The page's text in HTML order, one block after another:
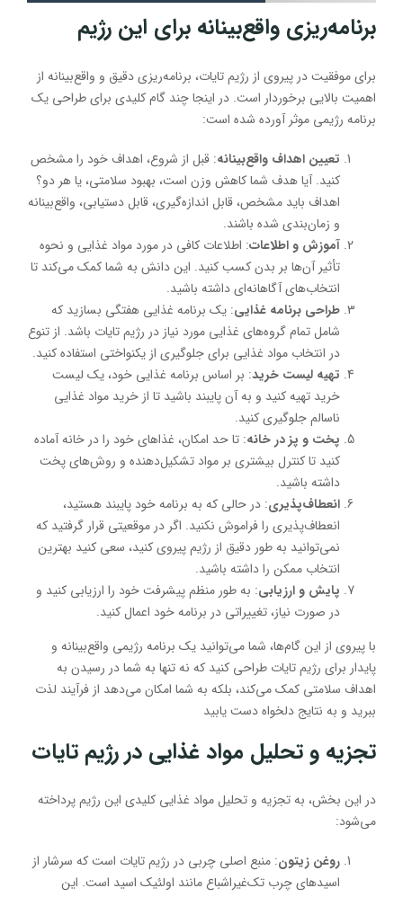
برنامه‌ریزی واقع‌بینانه برای این رژیم
برای موفقیت در پیروی از رژیم تایات، برنامه‌ریزی دقیق و واقع‌بینانه از
اهمیت بالایی برخوردار است. در اینجا چند گام کلیدی برای طراحی یک
برنامه رژیمی موثر آورده شده است:
تعیین اهداف واقع‌بینانه: قبل از شروع، اهداف خود را مشخص
کنید. آیا هدف شما کاهش وزن است، بهبود سلامتی، یا هر دو؟
اهداف باید مشخص، قابل اندازه‌گیری، قابل دستیابی، واقع‌بینانه
و زمان‌بندی شده باشند.
آموزش و اطلاعات: اطلاعات کافی در مورد مواد غذایی و نحوه
تأثیر آن‌ها بر بدن کسب کنید. این دانش به شما کمک می‌کند تا
انتخاب‌های آگاهانه‌ای داشته باشید.
طراحی برنامه غذایی: یک برنامه غذایی هفتگی بسازید که
شامل تمام گروه‌های غذایی مورد نیاز در رژیم تایات باشد. از تنوع
در انتخاب مواد غذایی برای جلوگیری از یکنواختی استفاده کنید.
تهیه لیست خرید: بر اساس برنامه غذایی خود، یک لیست
خرید تهیه کنید و به آن پایبند باشید تا از خرید مواد غذایی
ناسالم جلوگیری کنید.
پخت و پز در خانه: تا حد امکان، غذاهای خود را در خانه آماده
کنید تا کنترل بیشتری بر مواد تشکیل‌دهنده و روش‌های پخت
داشته باشید.
انعطاف‌پذیری: در حالی که به برنامه خود پایبند هستید،
انعطاف‌پذیری را فراموش نکنید. اگر در موقعیتی قرار گرفتید که
نمی‌توانید به طور دقیق از رژیم پیروی کنید، سعی کنید بهترین
انتخاب ممکن را داشته باشید.
پایش و ارزیابی: به طور منظم پیشرفت خود را ارزیابی کنید و
در صورت نیاز، تغییراتی در برنامه خود اعمال کنید.
با پیروی از این گام‌ها، شما می‌توانید یک برنامه رژیمی واقع‌بینانه و
پایدار برای رژیم تایات طراحی کنید که نه تنها به شما در رسیدن به
اهداف سلامتی کمک می‌کند، بلکه به شما امکان می‌دهد از فرآیند لذت
ببرید و به نتایج دلخواه دست یابید
تجزیه و تحلیل مواد غذایی در رژیم تایات
در این بخش، به تجزیه و تحلیل مواد غذایی کلیدی این رژیم پرداخته
می‌شود:
روغن زیتون: منبع اصلی چربی در رژیم تایات است که سرشار از
اسیدهای چرب تک‌غیراشباع مانند اولئیک اسید است. این